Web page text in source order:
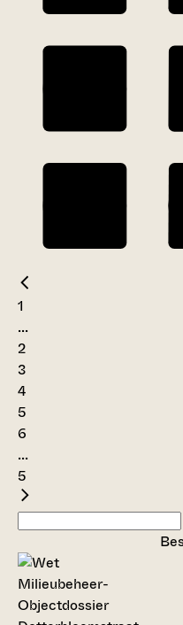
1
...
2
3
4
5
6
...
5